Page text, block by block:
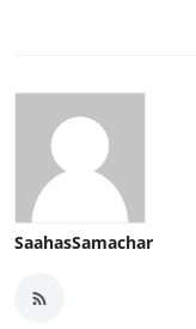
SaahasSamachar